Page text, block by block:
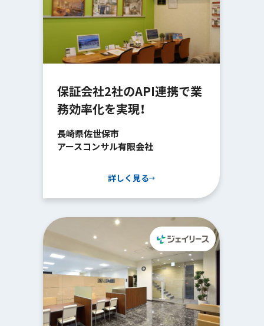
保証会社2社のAPI連携で業
務効率化を実現！
長崎県佐世保市
アースコンサル有限会社
詳しく見る